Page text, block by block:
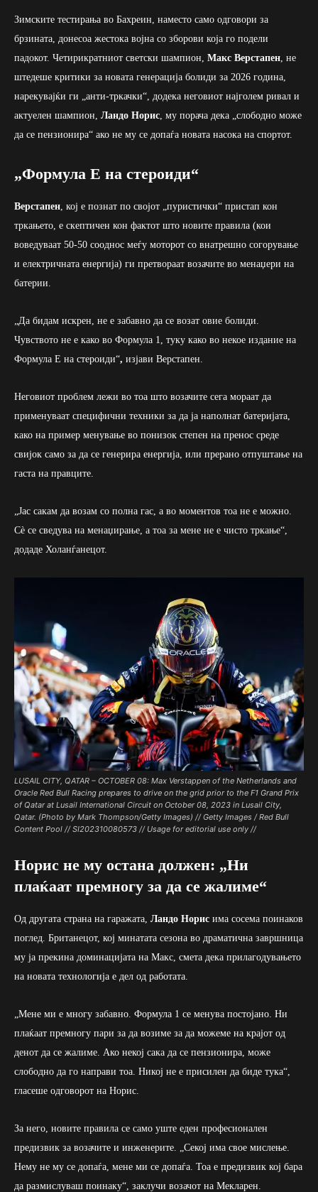
Зимските тестирања во Бахреин, наместо само одговори за
брзината, донесоа жестока војна со зборови која го подели
падокот. Четирикратниот светски шампион, Макс Верстапен , не
штедеше критики за новата генерација болиди за 2026 година,
нарекувајќи ги „анти-тркачки“, додека неговиот најголем ривал и
актуелен шампион, Ландо Норис , му порача дека „слободно може
да се пензионира“ ако не му се допаѓа новата насока на спортот.
„Формула Е на стероиди“
Верстапен , кој е познат по својот „пуристички“ пристап кон
тркањето, е скептичен кон фактот што новите правила (кои
воведуваат 50-50 сооднос меѓу моторот со внатрешно согорување
и електричната енергија) ги претвораат возачите во менаџери на
батерии.
„Да бидам искрен, не е забавно да се возат овие болиди.
Чувството не е како во Формула 1, туку како во некое издание на
Формула Е на стероиди“, изјави Верстапен.
Неговиот проблем лежи во тоа што возачите сега мораат да
применуваат специфични техники за да ја наполнат батеријата,
како на пример менување во понизок степен на пренос среде
свијок само за да се генерира енергија, или прерано отпуштање на
гаста на правците.
„Јас сакам да возам со полна гас, а во моментов тоа не е можно.
Сè се сведува на менаџирање, а тоа за мене не е чисто тркање“,
додаде Холанѓанецот.
LUSAIL CITY, QATAR – OCTOBER 08: Max Verstappen of the Netherlands and
Oracle Red Bull Racing prepares to drive on the grid prior to the F1 Grand Prix
of Qatar at Lusail International Circuit on October 08, 2023 in Lusail City,
Qatar. (Photo by Mark Thompson/Getty Images) // Getty Images / Red Bull
Content Pool // SI202310080573 // Usage for editorial use only //
Норис не му остана должен: „Ни
плаќаат премногу за да се жалиме“
Од другата страна на гаражата, Ландо Норис има сосема поинаков
поглед. Британецот, кој минатата сезона во драматична завршница
му ја прекина доминацијата на Макс, смета дека прилагодувањето
на новата технологија е дел од работата.
„Мене ми е многу забавно. Формула 1 се менува постојано. Ни
плаќаат премногу пари за да возиме за да можеме на крајот од
денот да се жалиме. Ако некој сака да се пензионира, може
слободно да го направи тоа. Никој не е присилен да биде тука“,
гласеше одговорот на Норис.
За него, новите правила се само уште еден професионален
предизвик за возачите и инженерите. „Секој има свое мислење.
Нему не му се допаѓа, мене ми се допаѓа. Тоа е предизвик кој бара
да размислуваш поинаку“, заклучи возачот на Мекларен.